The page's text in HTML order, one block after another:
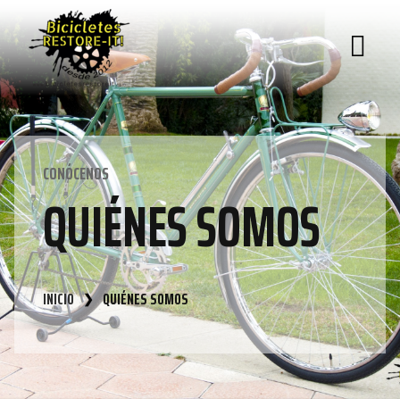
QUIÉNES SOMOS
INICIO QUIÉNES SOMOS
CONÓCENOS